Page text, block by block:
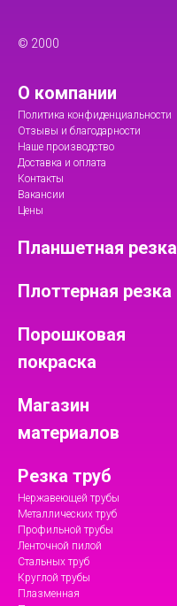
© 2000
О компании
Политика конфиденциальности
Отзывы и благодарности
Наше производство
Доставка и оплата
Контакты
Вакансии
Цены
Планшетная резка
Плоттерная резка
Порошковая
покраска
Магазин
материалов
Резка труб
Нержавеющей трубы
Металлических труб
Профильной трубы
Ленточной пилой
Стальных труб
Круглой трубы
Плазменная